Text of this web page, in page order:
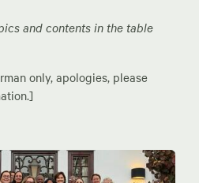
and contents in the table
only, apologies, please